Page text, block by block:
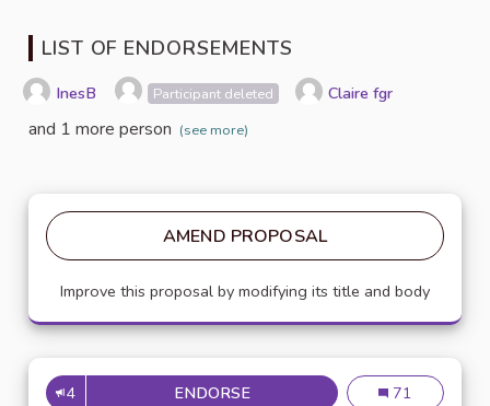
LIST OF ENDORSEMENTS
InesB Participant deleted Claire fgr
and 1 more person (see more)
AMEND PROPOSAL
Improve this proposal by modifying its title and body
4 ENDORSE APPELLATION PERSONNE
Appellation
71